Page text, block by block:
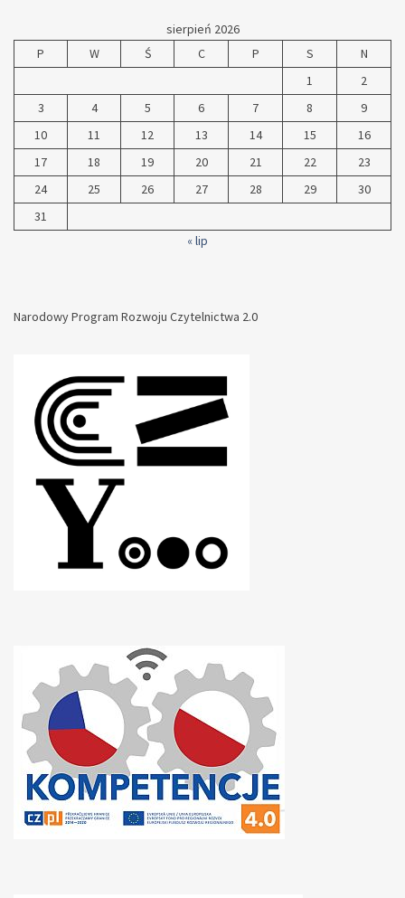
sierpień 2026
P
W Ś C P S
N
1
2
3
4 5 6 7 8
9
10
11 12 13 14 15
16
17
18 19 20 21 22
23
24
25 26 27 28 29
30
31
« lip
Narodowy Program Rozwoju Czytelnictwa 2.0